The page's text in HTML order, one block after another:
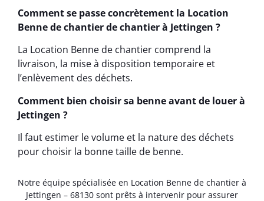
Comment se passe concrètement la Location
Benne de chantier de chantier à Jettingen ?
La Location Benne de chantier comprend la
livraison, la mise à disposition temporaire et
l’enlèvement des déchets.
Comment bien choisir sa benne avant de louer à
Jettingen ?
Il faut estimer le volume et la nature des déchets
pour choisir la bonne taille de benne.
Notre équipe spécialisée en Location Benne de chantier à
Jettingen – 68130 sont prêts à intervenir pour assurer